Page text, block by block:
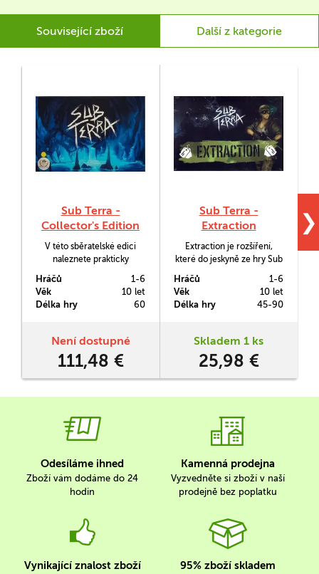
Související zboží Další z kategorie
Sub Terra -
Collector's Edition
V této sběratelské edici
naleznete prakticky
Sub Terra kdy vyjít a budete
tak moci prozkoumat její
svět až do hrozivé hloubky.
nalezneme i tři modulární
rozšíření, 3 nové postavy
speleologů, nová
Hráčů
1-6
Věk
10 let
Délka hry
60
Není dostupné
111,48 €
Sub Terra -
Extraction
Extraction je rozšíření,
které do jeskyně ze hry Sub
elementy. Například kartu
rychlého živočicha -
'skokana'.
Hráčů
1-6
Věk
10 let
Délka hry
45-90
Skladem 1 ks
25,98 €
❯
Odesíláme ihned
Zboží vám dodáme do 24
hodin
Kamenná prodejna
Vyzvedněte si zboží v naší
prodejně bez poplatku
Vynikající znalost zboží 95% zboží skladem